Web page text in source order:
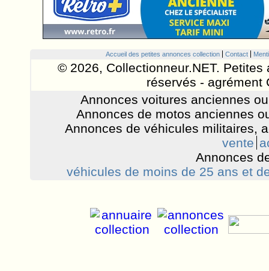
Accueil des petites annonces collection Contact
© 2026, Collectionneur.NET.
réservés - agrément
Annonces voitures anciennes
Annonces de motos anciennes
Annonces de véhicules militaires,
vente
Annonces
véhicules de moins de 25 ans et